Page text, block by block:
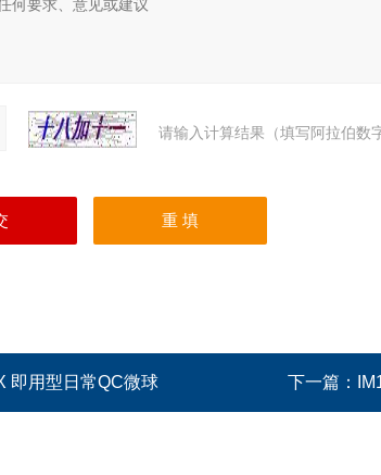
请输入计算结果（填写阿拉伯数
即用型日常QC微球 下一篇：